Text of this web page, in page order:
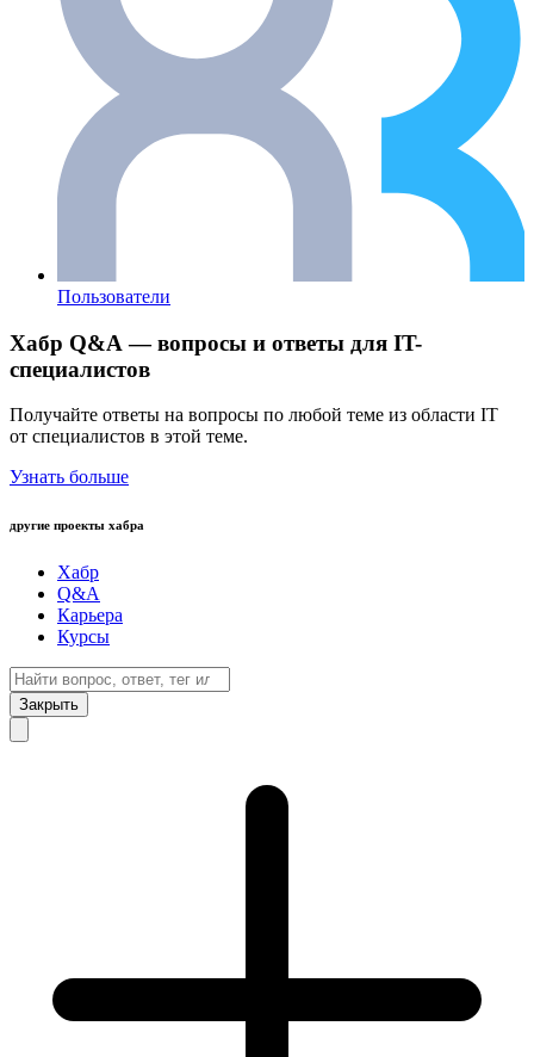
Пользователи
Хабр Q&A — вопросы и ответы для IT-
специалистов
Получайте ответы на вопросы по любой теме из области IT
от специалистов в этой теме.
Узнать больше
другие проекты хабра
Хабр
Q&A
Карьера
Курсы
Закрыть